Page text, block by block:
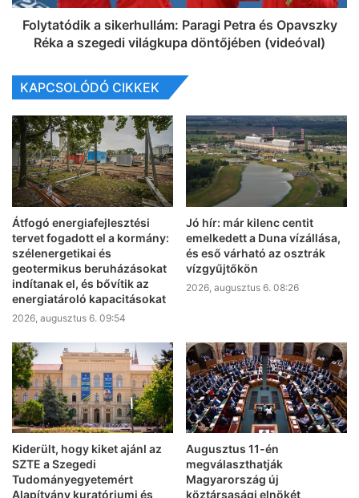
Folytatódik a sikerhullám: Paragi Petra és Opavszky
Réka a szegedi világkupa döntőjében (videóval)
KAPCSOLÓDÓ CIKKEK
Átfogó energiafejlesztési
tervet fogadott el a kormány:
szélenergetikai és
geotermikus beruházásokat
indítanak el, és bővítik az
energiatároló kapacitásokat
2026, augusztus 6. 09:54
Jó hír: már kilenc centit
emelkedett a Duna vízállása,
és eső várható az osztrák
vízgyűjtőkön
2026, augusztus 6. 08:26
Kiderült, hogy kiket ajánl az
SZTE a Szegedi
Tudományegyetemért
Alapítvány kuratóriumi és
Augusztus 11-én
megválaszthatják
Magyarország új
köztársasági elnökét